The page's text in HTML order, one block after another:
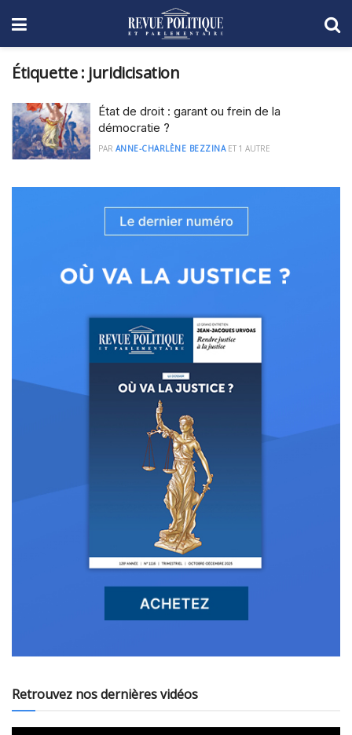
Étiquette : juridicisation
État de droit : garant ou frein de la
démocratie ?
PAR ANNE-CHARLÈNE BEZZINA ET 1 AUTRE
Retrouvez nos dernières vidéos